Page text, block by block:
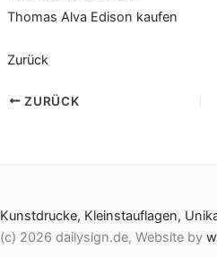
Thomas Alva Edison kaufen
Zurück
ZURÜCK
Kunstdrucke, Kleinstauflagen,
(c) 2026 dailysign.de, Website by